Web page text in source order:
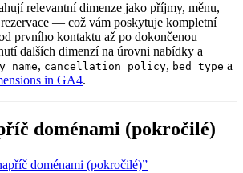
relevantní dimenze jako příjmy, měnu,
— což vám poskytuje kompletní
prvního kontaktu až po dokončenou
dalších dimenzí na úrovni nabídky a
, cancellation_policy, bed_type a
in GA4.
doménami (pokročilé)
doménami (pokročilé)”